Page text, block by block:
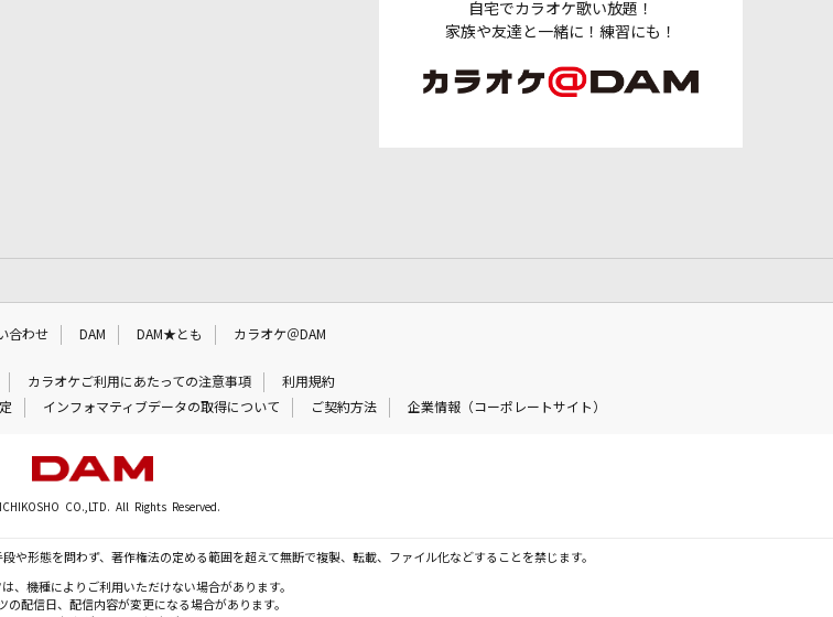
自宅でカラオケ歌い放題！
家族や友達と一緒に！練習にも！
合わせ DAM DAM★とも カラオケ＠DAM
カラオケご利用にあたっての注意事項
利用規約
インフォマティブデータの取得について ご契約方法 企業情報（コーポレートサイト）
CO.,LTD. All Rights Reserved.
や形態を問わず、著作権法の定める範囲を超えて無断で複製、転載、ファイル化などすることを禁じます。
、機種によりご利用いただけない場合があります。
の配信日、配信内容が変更になる場合があります。